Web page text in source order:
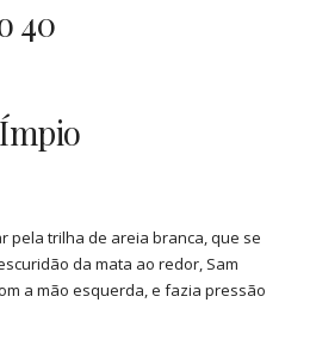
40
pela trilha de areia branca, que se
da mata ao redor, Sam
a mão esquerda, e fazia pressão